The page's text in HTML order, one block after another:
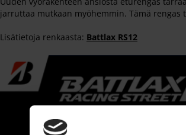
jarruttaa mutkaan myöhemmin. Tämä
Lisätietoja renkaasta: Battlax RS12